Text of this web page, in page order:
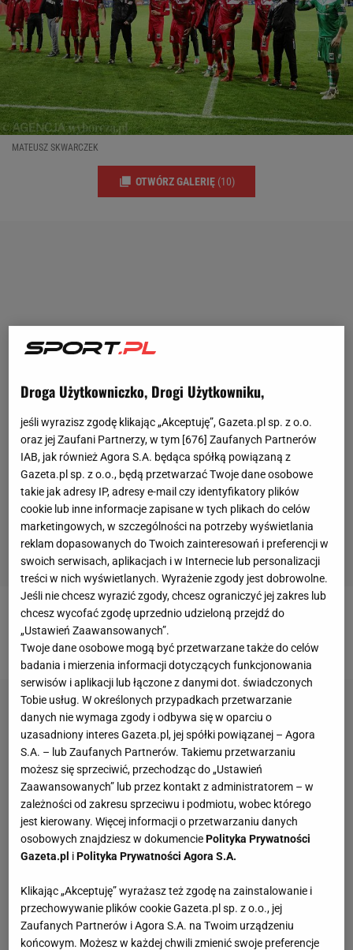
MATEUSZ SKWARCZEK
OTWÓRZ GALERIĘ (10)
Jesteś kibicem z Zagłębia? Dołącz do nas na Fejsie!
>>
Droga Użytkowniczko, Drogi Użytkowniku,
jeśli wyrazisz zgodę klikając „Akceptuję”, Gazeta.pl sp. z o.o.
oraz jej Zaufani Partnerzy, w tym [676] Zaufanych Partnerów
IAB, jak również Agora S.A. będąca spółką powiązaną z
Gazeta.pl sp. z o.o., będą przetwarzać Twoje dane osobowe
takie jak adresy IP, adresy e-mail czy identyfikatory plików
cookie lub inne informacje zapisane w tych plikach do celów
marketingowych, w szczególności na potrzeby wyświetlania
reklam dopasowanych do Twoich zainteresowań i preferencji w
swoich serwisach, aplikacjach i w Internecie lub personalizacji
treści w nich wyświetlanych. Wyrażenie zgody jest dobrowolne.
Jeśli nie chcesz wyrazić zgody, chcesz ograniczyć jej zakres lub
chcesz wycofać zgodę uprzednio udzieloną przejdź do
„Ustawień Zaawansowanych”.
Twoje dane osobowe mogą być przetwarzane także do celów
badania i mierzenia informacji dotyczących funkcjonowania
serwisów i aplikacji lub łączone z danymi dot. świadczonych
Tobie usług. W określonych przypadkach przetwarzanie
danych nie wymaga zgody i odbywa się w oparciu o
uzasadniony interes Gazeta.pl, jej spółki powiązanej – Agora
S.A. – lub Zaufanych Partnerów. Takiemu przetwarzaniu
możesz się sprzeciwić, przechodząc do „Ustawień
Zaawansowanych” lub przez kontakt z administratorem – w
zależności od zakresu sprzeciwu i podmiotu, wobec którego
jest kierowany. Więcej informacji o przetwarzaniu danych
osobowych znajdziesz w dokumenciePolityka Prywatności
Gazeta.pl iPolityka Prywatności Agora S.A.
Klikając „Akceptuję” wyrażasz też zgodę na zainstalowanie i
przechowywanie plików cookie Gazeta.pl sp. z o.o., jej
Zaufanych Partnerów i Agora S.A. na Twoim urządzeniu
końcowym. Możesz w każdej chwili zmienić swoje preferencje